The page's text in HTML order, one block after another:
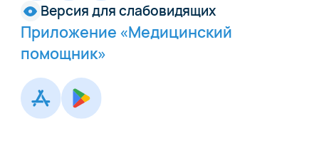
Версия для слабовидящих
Приложение «Медицинский
помощник»